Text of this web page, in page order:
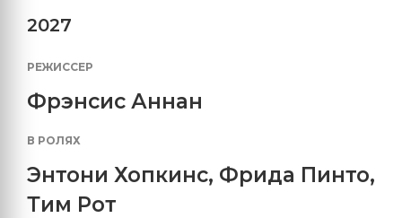
2027
РЕЖИССЕР
Фрэнсис Аннан
В РОЛЯХ
Энтони Хопкинс, Фрида Пинто,
Тим Рот